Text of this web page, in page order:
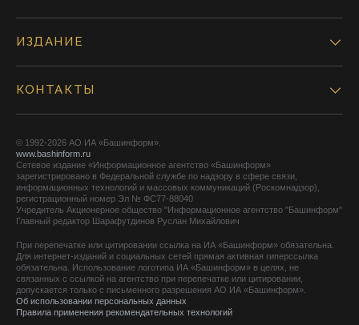
ИЗДАНИЕ
КОНТАКТЫ
© 1992-2026 АО ИА «Башинформ».
www.bashinform.ru
Сетевое издание «Информационное агентство «Башинформ»
зарегистрировано в Федеральной службе по надзору в сфере связи,
информационных технологий и массовых коммуникаций (Роскомнадзор),
регистрационный номер Эл № ФС77-88040
Учредитель Акционерное общество "Информационное агентство "Башинформ"
Главный редактор Шарафутдинов Руслан Михайлович
При перепечатке или цитировании ссылка на ИА «Башинформ» обязательна.
Для интернет-изданий и социальных сетей прямая активная гиперссылка
обязательна. Использование логотипа ИА «Башинформ» в целях, не
связанных с ссылкой на агентство при перепечатке или цитировании,
допускается только с письменного разрешения АО ИА «Башинформ».
Об использовании персональных данных
Правила применения рекомендательных технологий